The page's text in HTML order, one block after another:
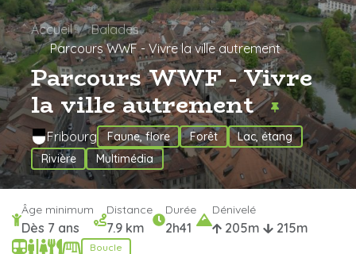
Accueil
Balades
Parcours WWF - Vivre la ville autrement
Parcours WWF - Vivre
la ville autrement
Fribourg Faune, flore Forêt
Lac, étang
Rivière
Multimédia
Âge minimum
Dès 7 ans
Distance
7.9 km
Durée
2h41
Dénivelé
205m 215m
Boucle